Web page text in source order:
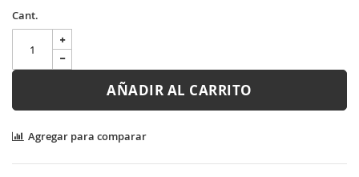
Cant.
AÑADIR AL CARRITO
Agregar para comparar